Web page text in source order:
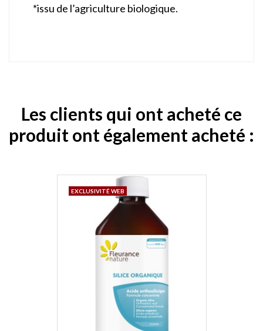
*issu de l’agriculture biologique.
Les clients qui ont acheté ce
produit ont également acheté :
EXCLUSIVITÉ WEB